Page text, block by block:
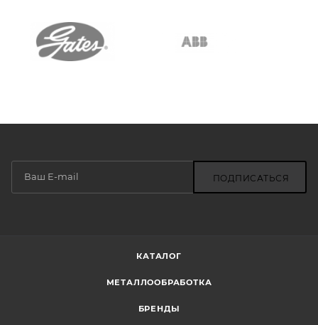
ПОДПИСАТЬСЯ
КАТАЛОГ
МЕТАЛЛООБРАБОТКА
БРЕНДЫ